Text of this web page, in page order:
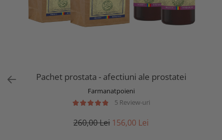
Pachet prostata - afectiuni ale prostatei
Farmanatpoieni
5 Review-uri
260,00 Lei 156,00 Lei